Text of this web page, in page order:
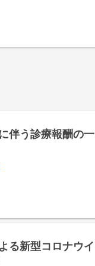
伴う診療報酬の一
る新型コロナウイ